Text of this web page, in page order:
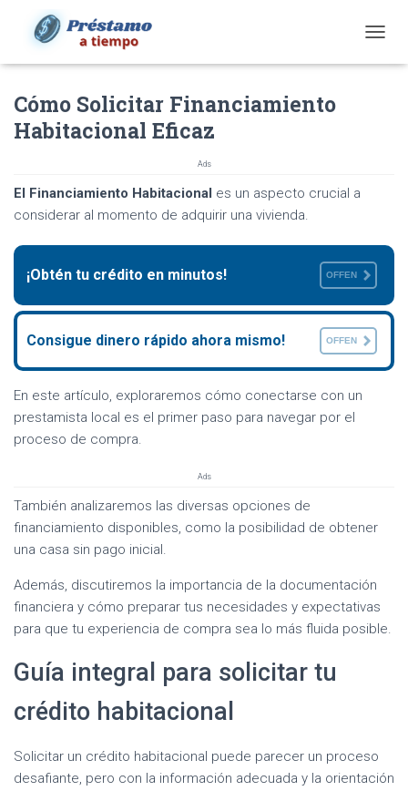
O
O
N
Cómo Solicitar Financiamiento
Habitacional Eficaz
Ads
El Financiamiento Habitacional es un aspecto crucial a
considerar al momento de adquirir una vivienda.
¡Obtén tu crédito en minutos! OFFEN
Consigue dinero rápido ahora mismo! OFFEN
En este artículo, exploraremos cómo conectarse con un
prestamista local es el primer paso para navegar por el
proceso de compra.
Ads
También analizaremos las diversas opciones de
financiamiento disponibles, como la posibilidad de obtener
una casa sin pago inicial.
Además, discutiremos la importancia de la documentación
financiera y cómo preparar tus necesidades y expectativas
para que tu experiencia de compra sea lo más fluida posible.
Guía integral para solicitar tu
crédito habitacional
Solicitar un crédito habitacional puede parecer un proceso
desafiante, pero con la información adecuada y la orientación